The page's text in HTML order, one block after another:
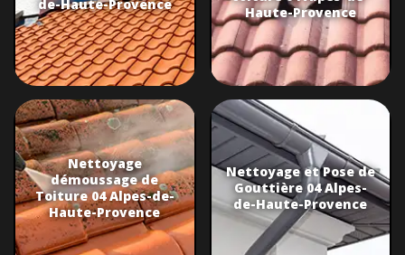
de-Haute-Provence
Haute-Provence
Nettoyage
démoussage de
Toiture 04 Alpes-de-
Haute-Provence
Nettoyage et Pose de
Gouttière 04 Alpes-
de-Haute-Provence